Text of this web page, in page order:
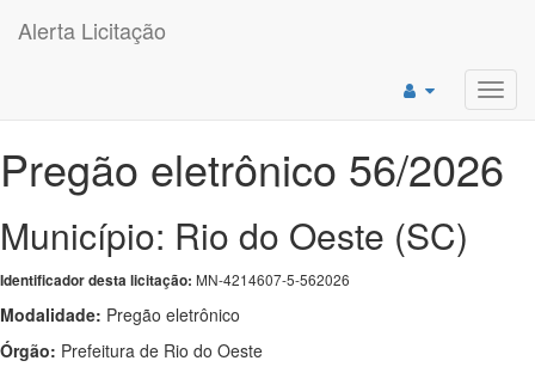
Alerta Licitação
Pregão eletrônico 56/2026
Município: Rio do Oeste (SC)
Identificador desta licitação: MN-4214607-5-562026
Modalidade: Pregão eletrônico
Órgão: Prefeitura de Rio do Oeste